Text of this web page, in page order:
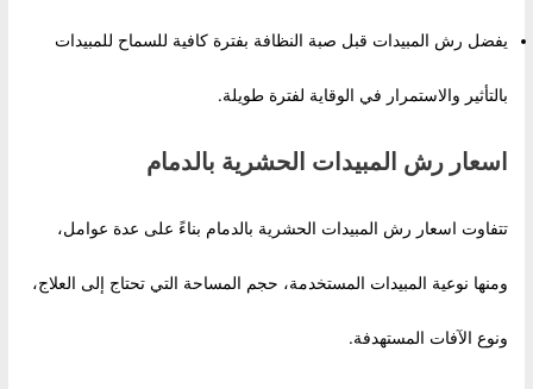
يفضل رش المبيدات قبل صبة النظافة بفترة كافية للسماح للمبيدات
بالتأثير والاستمرار في الوقاية لفترة طويلة.
اسعار رش المبيدات الحشرية بالدمام
تتفاوت اسعار رش المبيدات الحشرية بالدمام بناءً على عدة عوامل،
ومنها نوعية المبيدات المستخدمة، حجم المساحة التي تحتاج إلى العلاج،
ونوع الآفات المستهدفة.